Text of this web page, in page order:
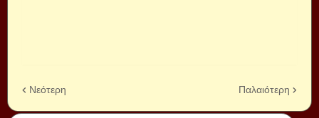
Νεότερη Παλαιότερη